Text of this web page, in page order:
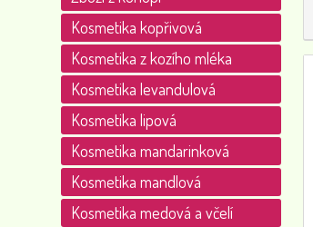
Kosmetika kopřivová
Kosmetika z kozího mléka
Kosmetika levandulová
Kosmetika lipová
Kosmetika mandarinková
Kosmetika mandlová
Kosmetika medová a včelí